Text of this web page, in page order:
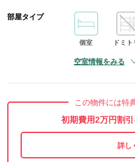
部屋タイプ
個室 ドミト
空室情報をみる
この物件には特
初期費用2万円割